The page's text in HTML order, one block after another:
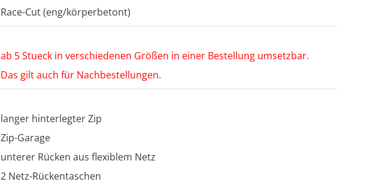
Race-Cut (eng/körperbetont)
ab 5 Stueck in verschiedenen Größen in einer Bestellung umsetzbar.
Das gilt auch für Nachbestellungen.
langer hinterlegter Zip
Zip-Garage
unterer Rücken aus flexiblem Netz
2 Netz-Rückentaschen